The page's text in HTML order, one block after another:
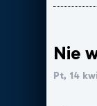
Nie
Pt, 14